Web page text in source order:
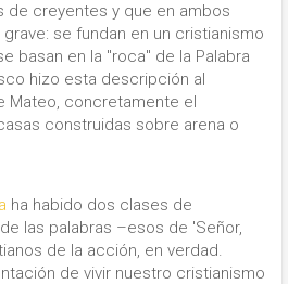
de creyentes y que en ambos
se fundan en un cristianismo
basan en la "roca" de la Palabra
hizo esta descripción al
Mateo, concretamente el
construidas sobre arena o
ha habido dos clases de
las palabras –esos de 'Señor,
de la acción, en verdad.
de vivir nuestro cristianismo